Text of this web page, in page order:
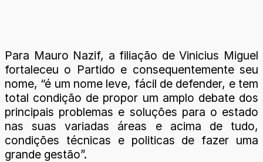
Para Mauro Nazif, a filiação de Vinicius Miguel
fortaleceu o Partido e consequentemente seu
nome, “é um nome leve, fácil de defender, e tem
total condição de propor um amplo debate dos
principais problemas e soluções para o estado
nas suas variadas áreas e acima de tudo,
condições técnicas e politicas de fazer uma
grande gestão”.